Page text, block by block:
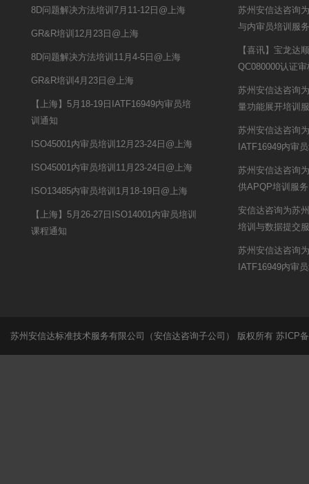
8D问题解决方法培训7月11-12日@上海
GR&R培训12月23日@上海
8D问题解决方法培训11月4-5日@上海
GR&R培训4月23日@上海
【上海】5月18-19日IATF16949内审员培
训通知
ISO45001内审员培训12月23-24日@上海
ISO45001内审员培训11月23-24日@上海
ISO13485内审员培训1月18-19日@上海
【上海】5月26-27日ISO14001内审员培训
课程通知
苏州安信达咨询
与内审员培训服务
【喜讯】宝龙达
QC080000认证审
苏州安信达咨询
量功能展开培训
苏州安信达咨询
IATF16949内审
苏州安信达咨询
供APQP培训服务
安信达咨询为苏
培训与数据提交
苏州安信达咨询
IATF16949内审
苏州安信达标准技术服务有限公司（安信达咨询子公司） 版权所有 苏ICP